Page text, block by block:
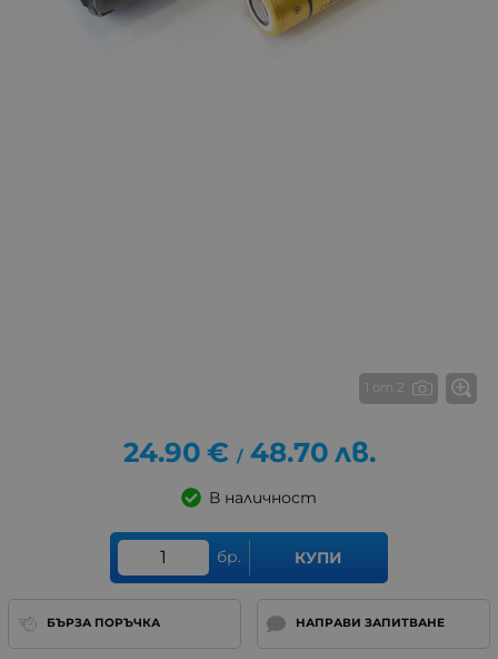
1 от 2
24.90 € / 48.70 лв.
В наличност
бр. КУПИ
БЪРЗА ПОРЪЧКА НАПРАВИ ЗАПИТВАНЕ